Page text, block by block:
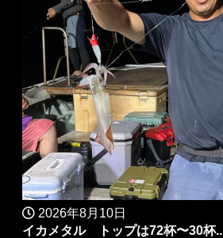
2026年8月10日
イカメタル トップは72杯〜30杯..